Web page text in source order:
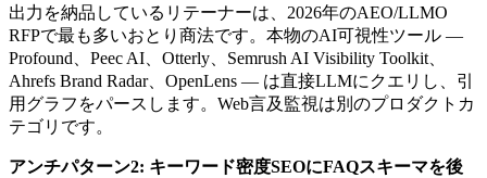
出力を納品しているリテーナーは、2026年のAEO/LLMO
RFPで最も多いおとり商法です。本物のAI可視性ツール —
Profound、Peec AI、Otterly、Semrush AI Visibility Toolkit、
Ahrefs Brand Radar、OpenLens — は直接LLMにクエリし、引
用グラフをパースします。Web言及監視は別のプロダクトカ
テゴリです。
アンチパターン2: キーワード密度SEOにFAQスキーマを後